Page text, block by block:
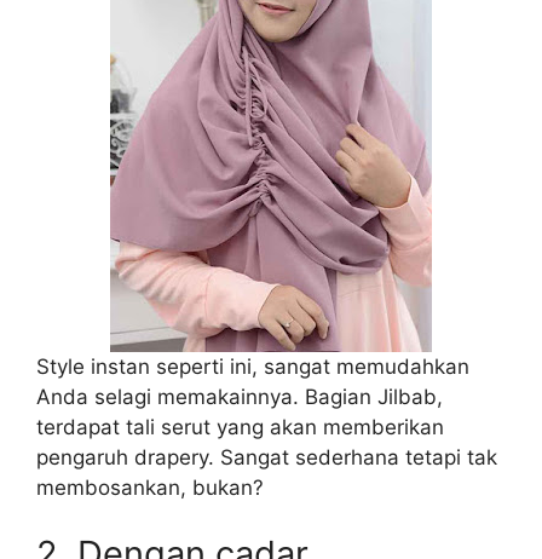
Style instan seperti ini, sangat memudahkan
Anda selagi memakainnya. Bagian Jilbab,
terdapat tali serut yang akan memberikan
pengaruh drapery. Sangat sederhana tetapi tak
membosankan, bukan?